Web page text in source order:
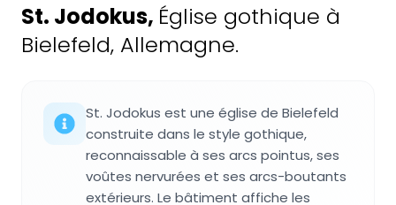
St. Jodokus, Église gothique à
Bielefeld, Allemagne.
St. Jodokus est une église de Bielefeld
construite dans le style gothique,
reconnaissable à ses arcs pointus, ses
voûtes nervurées et ses arcs-boutants
extérieurs. Le bâtiment affiche les